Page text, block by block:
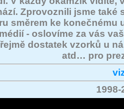
Zprovoznili jsme také
směrem ke konečnému
- oslovíme za vás
dostatek vzorků u
atd… pro